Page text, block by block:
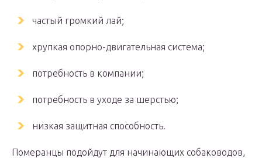
частый громкий лай;
хрупкая опорно-двигательная система;
потребность в компании;
потребность в уходе за шерстью;
низкая защитная способность.
Померанцы подойдут для начинающих собаководов,